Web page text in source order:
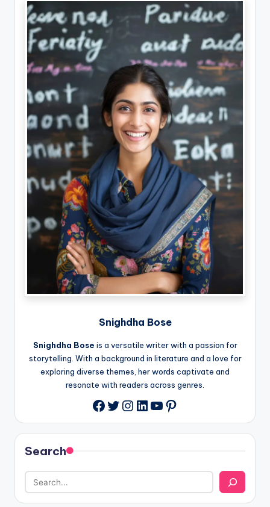
Snighdha Bose
Snighdha Bose is a versatile writer with a passion for
storytelling. With a background in literature and a love for
exploring diverse themes, her words captivate and
resonate with readers across genres.
Facebook
Twitter
Instagram
LinkedIn
YouTube
Pinterest
Search